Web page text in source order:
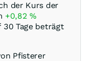
der Kurs der
+0,82%
Tage beträgt
Pfisterer